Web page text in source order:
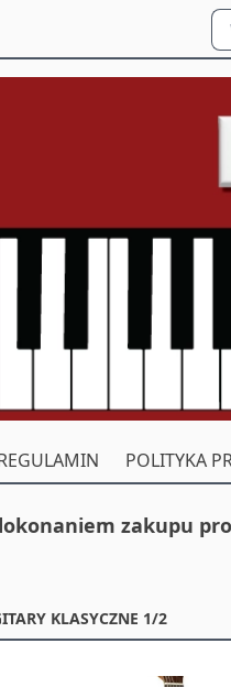
POLITYKA
zakupu
KLASYCZNE 1/2